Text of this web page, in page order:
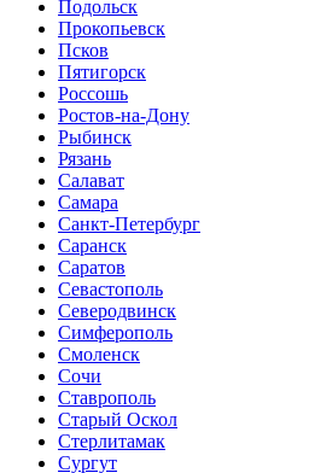
Подольск
Прокопьевск
Псков
Пятигорск
Россошь
Ростов-на-Дону
Рыбинск
Рязань
Салават
Самара
Санкт-Петербург
Саранск
Саратов
Севастополь
Северодвинск
Симферополь
Смоленск
Сочи
Ставрополь
Старый Оскол
Стерлитамак
Сургут